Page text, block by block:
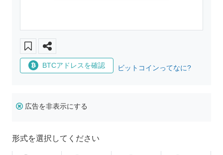
BTCアドレスを確認 ビットコインってなに?
広告を非表示にする
形式を選択してください